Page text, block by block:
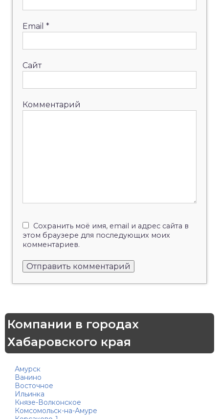
Email *
Сайт
Комментарий
Сохранить моё имя, email и адрес сайта в
этом браузере для последующих моих
комментариев.
Компании в городах
Хабаровского края
Амурск
Ванино
Восточное
Ильинка
Князе-Волконское
Комсомольск-на-Амуре